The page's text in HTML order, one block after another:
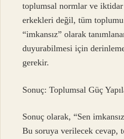
toplumsal normlar ve iktidar
erkekleri değil, tüm
“imkansız” olarak
duyurabilmesi için
gerekir.
Sonuç: Toplumsal Güç
Sonuç olarak, “Sen
Bu soruya verilecek cevap,